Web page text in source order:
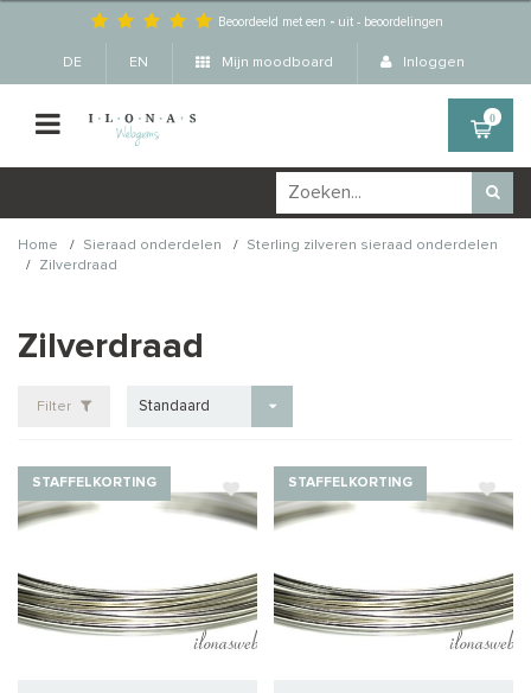
Beoordeeld met een - uit -beoordelingen
DE EN Mijn moodboard Inloggen
0
Home / Sieraad onderdelen /
Sterling zilveren sieraad onderdelen
/
Zilverdraad
Zilverdraad
Filter Standaard
STAFFELKORTING STAFFELKORTING